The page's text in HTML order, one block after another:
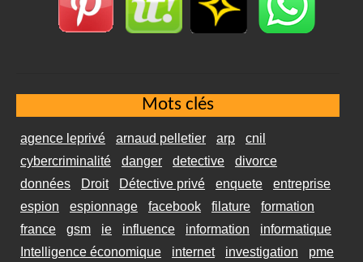
Mots clés
agence leprivé arnaud pelletier arp
cnil
cybercriminalité
danger detective
divorce
données
Droit Détective privé enquete
entreprise
espion
espionnage facebook filature
formation
france
gsm ie influence information
informatique
Intelligence économique
internet investigation pme